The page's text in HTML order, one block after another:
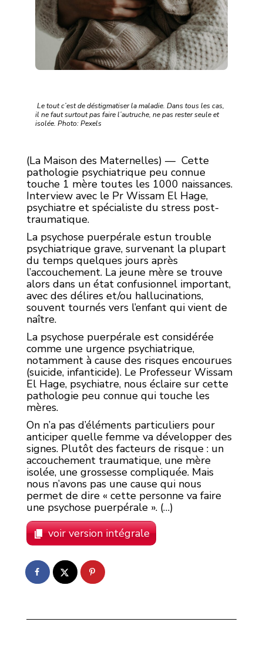
Le tout c’est de déstigmatiser la maladie. Dans tous les cas,
il ne faut surtout pas faire l’autruche, ne pas rester seule et
isolée. Photo: Pexels
(La Maison des Maternelles) — Cette
pathologie psychiatrique peu connue
touche 1 mère toutes les 1000 naissances.
Interview avec le Pr Wissam El Hage,
psychiatre et spécialiste du stress post-
traumatique.
La psychose puerpérale estun trouble
psychiatrique grave, survenant la plupart
du temps quelques jours après
l’accouchement. La jeune mère se trouve
alors dans un état confusionnel important,
avec des délires et/ou hallucinations,
souvent tournés vers l’enfant qui vient de
naître.
La psychose puerpérale est considérée
comme une urgence psychiatrique,
notamment à cause des risques encourues
(suicide, infanticide). Le Professeur Wissam
El Hage, psychiatre, nous éclaire sur cette
pathologie peu connue qui touche les
mères.
On n’a pas d’éléments particuliers pour
anticiper quelle femme va développer des
signes. Plutôt des facteurs de risque : un
accouchement traumatique, une mère
isolée, une grossesse compliquée. Mais
nous n’avons pas une cause qui nous
permet de dire « cette personne va faire
une psychose puerpérale ». (…)
voir version intégrale